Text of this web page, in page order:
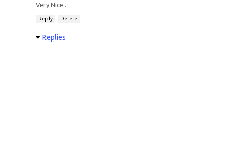
Very Nice..
Reply Delete
Replies